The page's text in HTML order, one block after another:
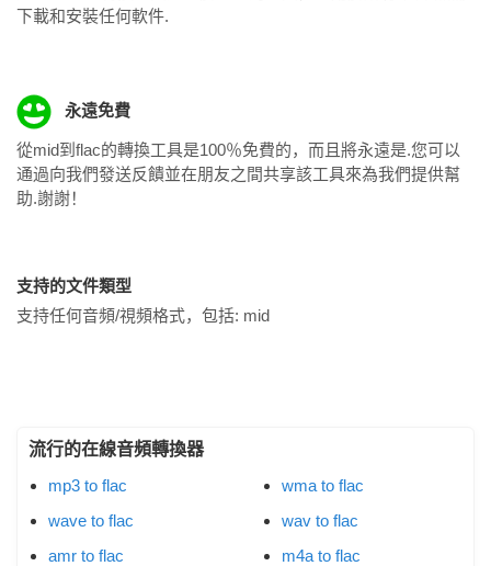
下載和安裝任何軟件.
永遠免費
從mid到flac的轉換工具是100％免費的，而且將永遠是.您可以
通過向我們發送反饋並在朋友之間共享該工具來為我們提供幫
助.謝謝！
支持的文件類型
支持任何音頻/視頻格式，包括: mid
流行的在線音頻轉換器
mp3 to flac
wave to flac
amr to flac
wma to flac
wav to flac
m4a to flac